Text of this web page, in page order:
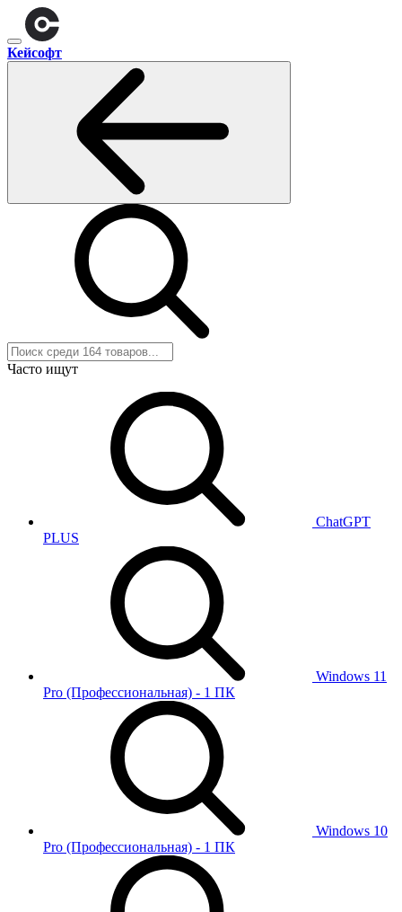
Кейсофт
Часто ищут
ChatGPT
PLUS
Windows 11
Pro (Профессиональная) - 1 ПК
Windows 10
Pro (Профессиональная) - 1 ПК